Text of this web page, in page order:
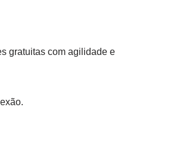
gratuitas com agilidade e